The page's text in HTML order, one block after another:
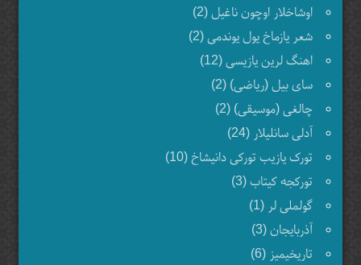
اوشاخلار اوچون ناغیل (2)
شعر یازماخ یول یوندمی (2)
اهنگ لرین یازیسی (12)
سای بیل (ریاضی) (2)
چالغی (موسیقی) (2)
آدلی سانلیلار (24)
تورک یازیب تورکی دانیشاخ (10)
تورکجه کیتاب (3)
گولملی لر (1)
آذربایجان (3)
تاریخیمیز (6)